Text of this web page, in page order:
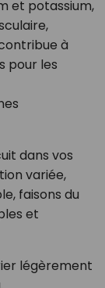
et potassium,
à
pour les
dans vos
variée,
faisons du
et
légèrement